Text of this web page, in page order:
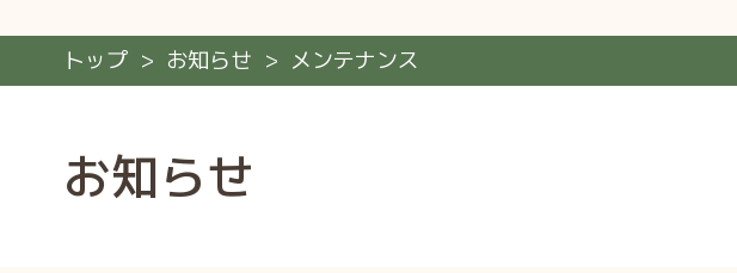
トップ お知らせ メンテナンス
お知らせ